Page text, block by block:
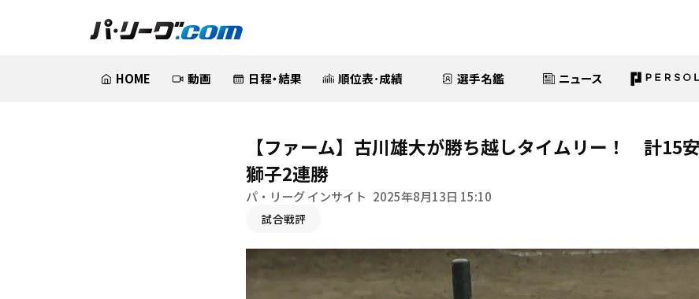
HOME 動画 日程・結果 順位表･成績 選手名鑑 ニュース
【ファーム】古川雄大が勝ち越しタイムリー！ 計15
獅子2連勝
パ・リーグ インサイト 2025年8月13日 15:10
試合戦評